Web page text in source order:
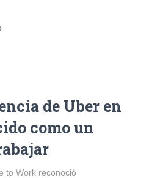
de Uber en
como un
to Work reconoció